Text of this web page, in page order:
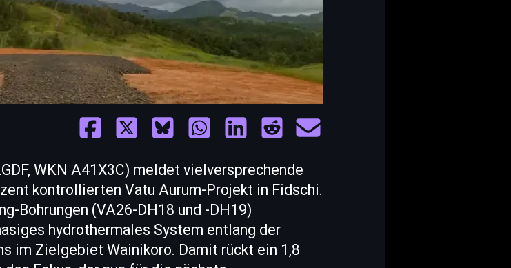
WKN A41X3C) meldet vielversprechende
kontrollierten Vatu Aurum-Projekt in Fidschi.
Bohrungen (VA26-DH18 und -DH19)
hydrothermales System entlang der
im Zielgebiet Wainikoro. Damit rückt ein 1,8